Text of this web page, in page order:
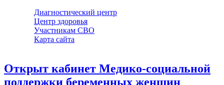
Диагностический центр
Центр здоровья
Участникам СВО
Карта сайта
Открыт кабинет Медико-социальной
поддержки беременных женщин